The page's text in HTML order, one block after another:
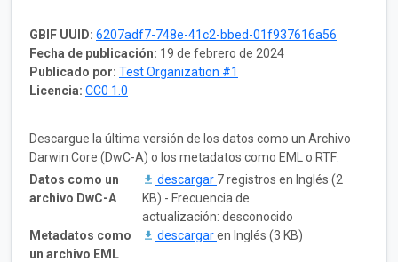
GBIF UUID: 6207adf7-748e-41c2-bbed-01f937616a56
Fecha de publicación: 19 de febrero de 2024
Publicado por: Test Organization #1
Licencia: CC0 1.0
Descargue la última versión de los datos como un Archivo
Darwin Core (DwC-A) o los metadatos como EML o RTF:
Datos como un
archivo DwC-A
descargar 7 registros en Inglés (2
KB) - Frecuencia de
actualización: desconocido
Metadatos como
un archivo EML
descargaren Inglés (3 KB)